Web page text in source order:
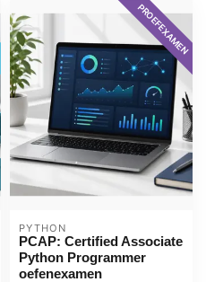
PROEFEXAMEN
PYTHON
PCAP: Certified Associate
Python Programmer
oefenexamen